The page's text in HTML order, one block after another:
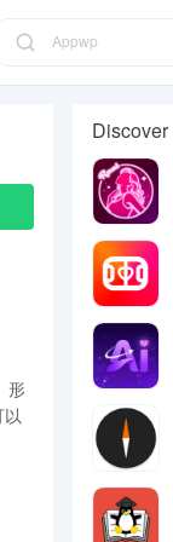
Appwp
形
Discover